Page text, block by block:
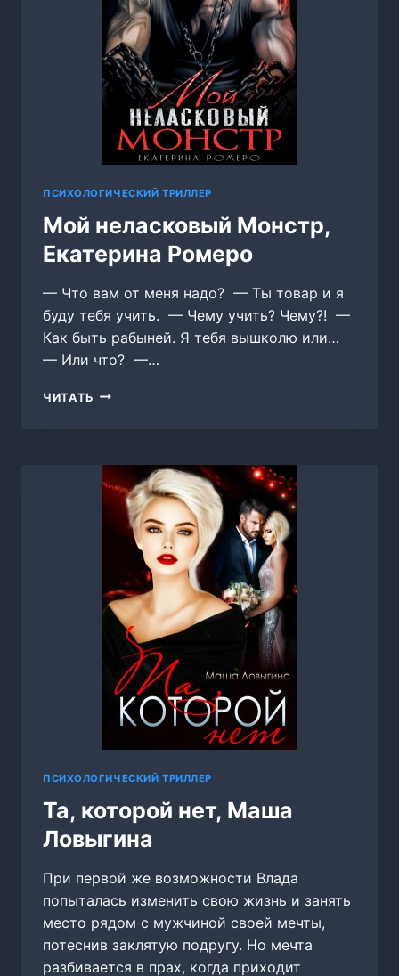
ПСИХОЛОГИЧЕСКИЙ ТРИЛЛЕР
Мой неласковый Монстр,
Екатерина Ромеро
— Что вам от меня надо? — Ты товар и я
буду тебя учить. — Чему учить? Чему?! —
Как быть рабыней. Я тебя вышколю или…
— Или что? —…
ЧИТАТЬ МОЙ
РОМЕРО
ПСИХОЛОГИЧЕСКИЙ ТРИЛЛЕР
Та, которой нет, Маша
Ловыгина
При первой же возможности Влада
попыталась изменить свою жизнь и занять
место рядом с мужчиной своей мечты,
потеснив заклятую подругу. Но мечта
разбивается в прах, когда приходит